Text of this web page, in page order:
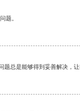
题。
总是能够得到妥善解决，让